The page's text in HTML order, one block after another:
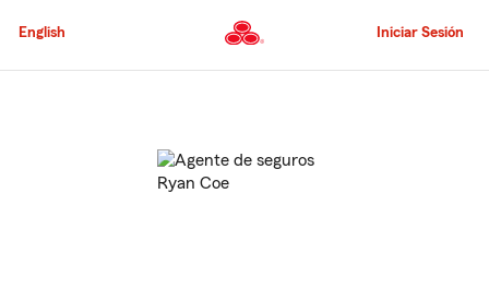
al
principal
English Iniciar Sesión